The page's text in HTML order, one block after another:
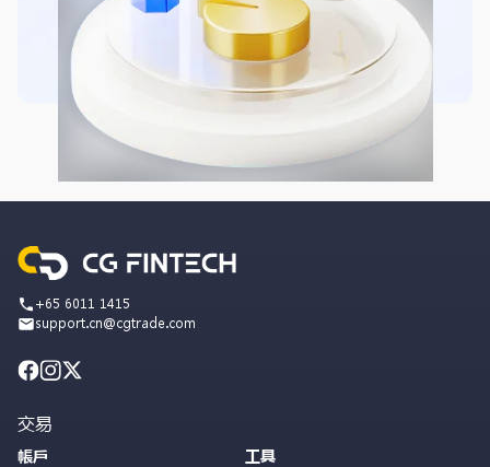
+65 6011 1415
support.cn@cgtrade.com
交易
帳戶
工具